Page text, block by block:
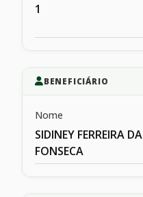
1
BENEFICIÁRIO
Nome
SIDINEY FERREIRA DA
FONSECA